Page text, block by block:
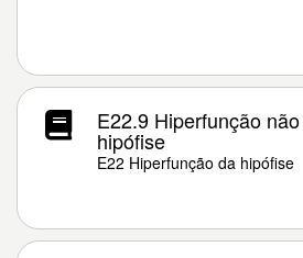
E22.9 Hiperfunção
hipófise
E22 Hiperfunção da hipófise